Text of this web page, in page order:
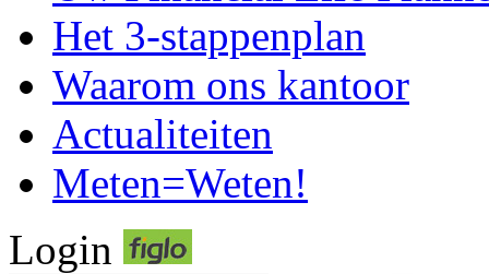
Het 3-stappenplan
Waarom ons kantoor
Actualiteiten
Meten=Weten!
Login